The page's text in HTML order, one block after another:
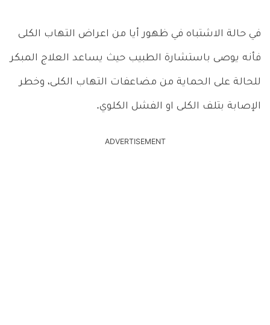
في حالة الاشتباه في ظهور أيا من اعراض التهاب الكلى
فأنه يوصى باستشارة الطبيب حيث يساعد العلاج المبكر
للحالة على الحماية من مضاعفات التهاب الكلى، وخطر
الإصابة بتلف الكلى او الفشل الكلوي.
ADVERTISEMENT